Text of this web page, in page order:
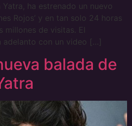
ha estrenado un nuevo
Rojos’ y en tan solo 24 horas
millones de visitas. El
adelanto con un video […]
balada de